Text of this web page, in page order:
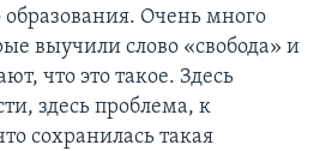
образования. Очень много
выучили слово «свобода» и
что это такое. Здесь
здесь проблема, к
сохранилась такая